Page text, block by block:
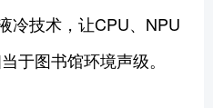
冷技术，让CPU、NPU
于图书馆环境声级。